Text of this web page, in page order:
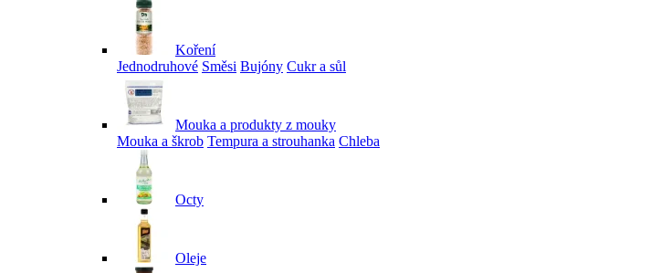
Koření
Jednodruhové Směsi Bujóny Cukr a sůl
Mouka a produkty z mouky
Mouka a škrob Tempura a strouhanka Chleba
Octy
Oleje